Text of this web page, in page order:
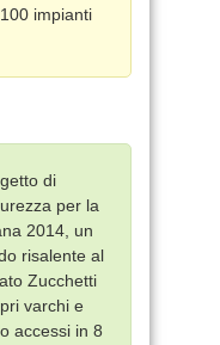
impianti
di
per la
2014, un
risalente al
Zucchetti
varchi e
accessi in 8